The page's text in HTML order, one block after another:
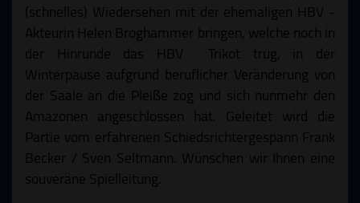
(schnelles) Wiedersehen mit der ehemaligen HBV -
Akteurin Helen Broghammer bringen, welche noch in
der Hinrunde das HBV Trikot trug, in der
Winterpause aufgrund beruflicher Veränderung von
der Saale an die Pleiße zog und sich nunmehr den
Amazonen angeschlossen hat. Geleitet wird die
Partie vom erfahrenen Schiedsrichtergespann Frank
Becker / Sven Seltmann. Wünschen wir Ihnen eine
souveräne Spielleitung.